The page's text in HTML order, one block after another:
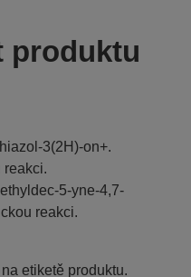
produktu
3(2H)-on+.
reakci.
5-yne-4,7-
reakci.
etiketě produktu.